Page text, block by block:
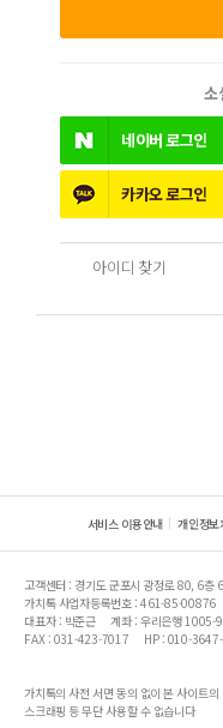
소
네이버로그인
카카오로그인
아이디 찾기
서비스 이용안내 개인정보
고객센터 : 경기도 군포시 광정로 80, 6층
가치톡 사업자등록번호 : 461-85-00876
대표자 : 박준근
계좌 : 우리은행
FAX : 031-423-7017
HP : 010-
가치톡의 사전 서면 동의 없이 본 사이트
스크래핑 등 무단 사용할 수 없습니다